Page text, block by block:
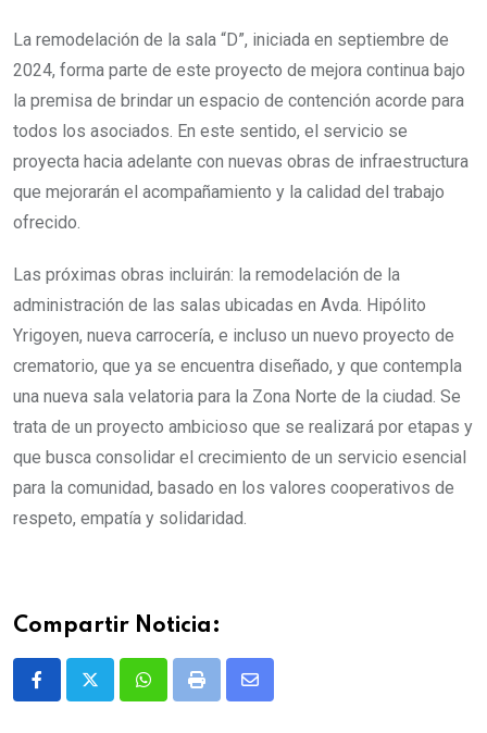
La remodelación de la sala “D”, iniciada en septiembre de
2024, forma parte de este proyecto de mejora continua bajo
la premisa de brindar un espacio de contención acorde para
todos los asociados. En este sentido, el servicio se
proyecta hacia adelante con nuevas obras de infraestructura
que mejorarán el acompañamiento y la calidad del trabajo
ofrecido.
Las próximas obras incluirán: la remodelación de la
administración de las salas ubicadas en Avda. Hipólito
Yrigoyen, nueva carrocería, e incluso un nuevo proyecto de
crematorio, que ya se encuentra diseñado, y que contempla
una nueva sala velatoria para la Zona Norte de la ciudad. Se
trata de un proyecto ambicioso que se realizará por etapas y
que busca consolidar el crecimiento de un servicio esencial
para la comunidad, basado en los valores cooperativos de
respeto, empatía y solidaridad.
Compartir Noticia:
WhatsappPrint
Share